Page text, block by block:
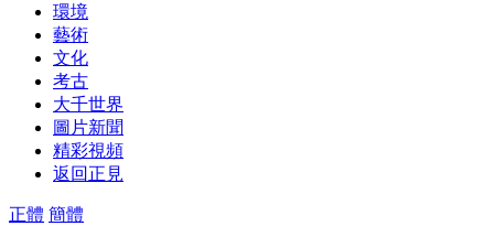
環境
藝術
文化
考古
大千世界
圖片新聞
精彩視頻
返回正見
正體 簡體